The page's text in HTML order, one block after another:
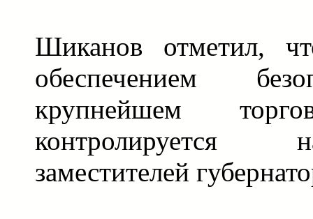
Шиканов отметил,
обеспечением
крупнейшем
заместителей